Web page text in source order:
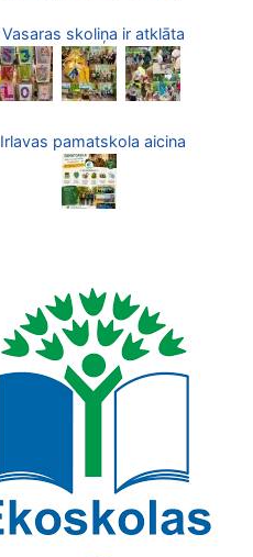
Vasaras skoliņa ir atklāta
Irlavas pamatskola aicina